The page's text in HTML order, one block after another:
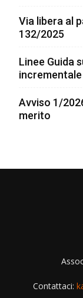
Via libera al
132/2025
Linee Guida
Avviso 1/
merito
Contattaci: